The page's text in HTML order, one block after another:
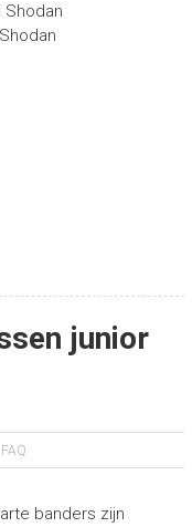
Shodan
junior
FAQ
banders zijn